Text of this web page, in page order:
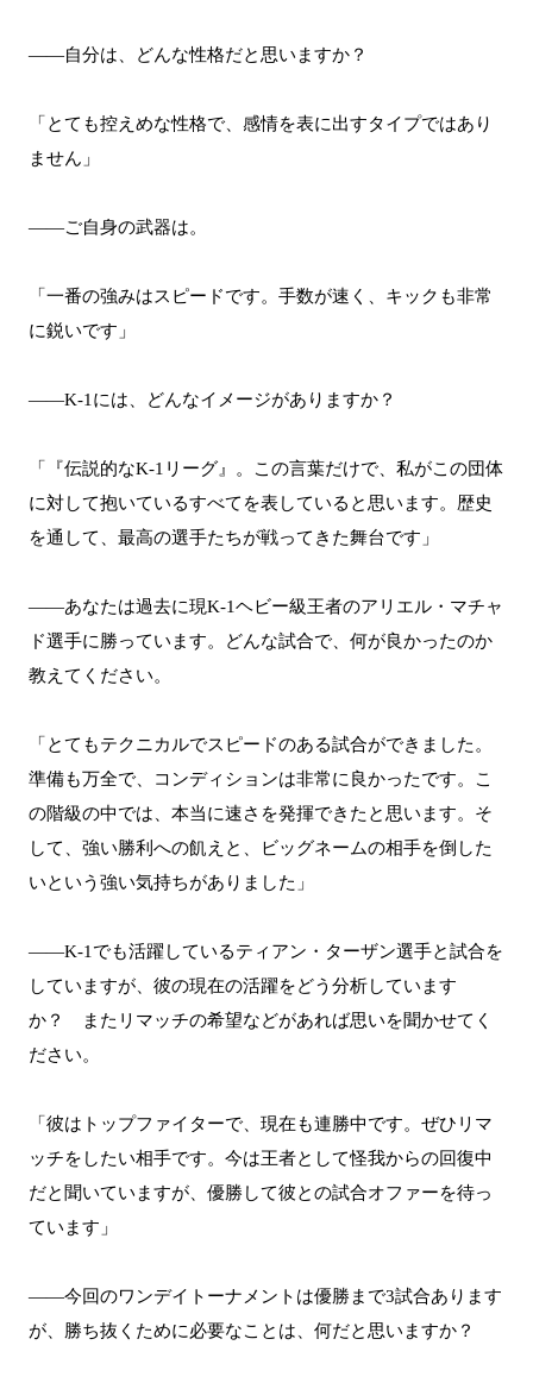
――自分は、どんな性格だと思いますか？
「とても控えめな性格で、感情を表に出すタイプではあり
ません」
――ご自身の武器は。
「一番の強みはスピードです。手数が速く、キックも非常
に鋭いです」
――K-1には、どんなイメージがありますか？
「『伝説的なK-1リーグ』。この言葉だけで、私がこの団体
に対して抱いているすべてを表していると思います。歴史
を通して、最高の選手たちが戦ってきた舞台です」
――あなたは過去に現K-1ヘビー級王者のアリエル・マチャ
ド選手に勝っています。どんな試合で、何が良かったのか
教えてください。
「とてもテクニカルでスピードのある試合ができました。
準備も万全で、コンディションは非常に良かったです。こ
の階級の中では、本当に速さを発揮できたと思います。そ
して、強い勝利への飢えと、ビッグネームの相手を倒した
いという強い気持ちがありました」
――K-1でも活躍しているティアン・ターザン選手と試合を
していますが、彼の現在の活躍をどう分析しています
か？ またリマッチの希望などがあれば思いを聞かせてく
ださい。
「彼はトップファイターで、現在も連勝中です。ぜひリマ
ッチをしたい相手です。今は王者として怪我からの回復中
だと聞いていますが、優勝して彼との試合オファーを待っ
ています」
――今回のワンデイトーナメントは優勝まで3試合あります
が、勝ち抜くために必要なことは、何だと思いますか？